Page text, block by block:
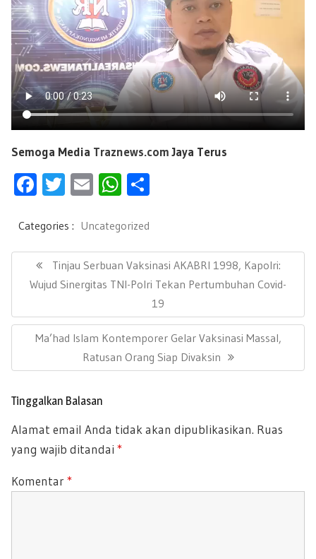
Semoga Media Traznews.comJaya Terus
F
e
b
oo
k
T
tt
er
E
ail
W
at
s
A
p
p
e
Categories : Uncategorized
a
p
s
P
R
V
I
S
O
S
:
Tinjau Serbuan Vaksinasi AKABRI 1998, Kapolri:
Wujud Sinergitas TNI-Polri Tekan Pertumbuhan Covid-
19
N
X
O
S
:
Ma’had Islam Kontemporer Gelar Vaksinasi Massal,
Ratusan Orang Siap Divaksin
Tinggalkan Balasan
Alamat email Anda tidak akan dipublikasikan. Ruas
yang wajib ditandai *
Komentar *